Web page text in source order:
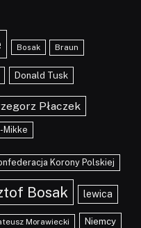
Bosak Braun
Donald Tusk
Płaczek
Mikke
Korony Polskiej
Bosak lewica
Morawiecki Niemcy